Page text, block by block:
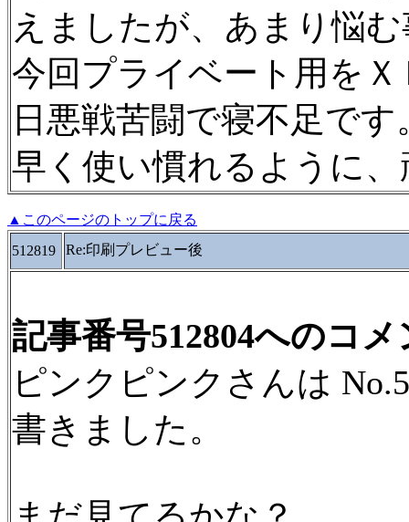
えましたが、あまり悩
今回プライベート用を
日悪戦苦闘で寝不足です
早く使い慣れるように
▲このページのトップに戻る
512819
Re:印刷プレビュー後
記事番号512804へのコメ
ピンクピンクさんは
書きました。